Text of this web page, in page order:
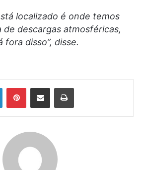
localizado é onde temos
de descargas atmosféricas,
fora disso”, disse.
LinkedinPinterestCompartilhar via e-mail Imprimir